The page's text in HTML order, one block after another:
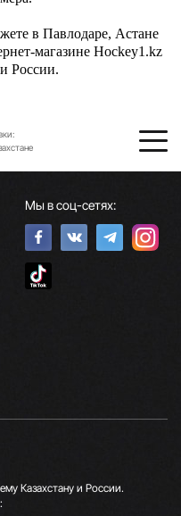
в Павлодаре, Астане
магазине Hockey1.kz
России.
Мы в соц-сетях:
Казахстану и России.